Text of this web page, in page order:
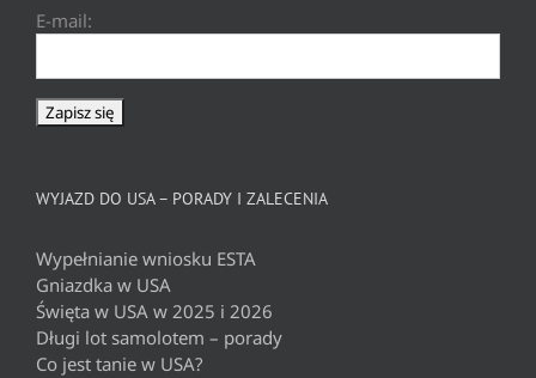
E-mail:
WYJAZD DO USA – PORADY I ZALECENIA
Wypełnianie wniosku ESTA
Gniazdka w USA
Święta w USA w 2025 i 2026
Długi lot samolotem – porady
Co jest tanie w USA?